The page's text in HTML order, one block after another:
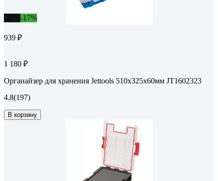
-17%
939 ₽
1 180 ₽
Органайзер для хранения Jettools 510х325х60мм JT1602323
4.8(197)
В корзину